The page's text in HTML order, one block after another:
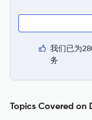
我们已为
务
Topics Covered on